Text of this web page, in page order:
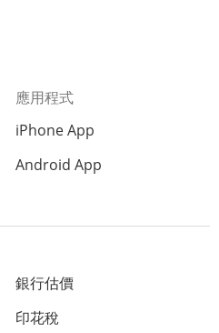
應用程式
iPhone App
Android App
銀行估價
印花稅